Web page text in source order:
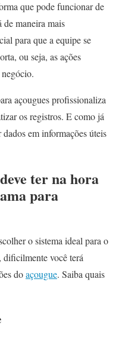
que pode funcionar de
de maneira mais
para que a equipe se
ou seja, as ações
açougues profissionaliza
os registros. E como já
em informações úteis
ter na hora
para
o sistema ideal para o
dificilmente você terá
doaçougue. Saiba quais